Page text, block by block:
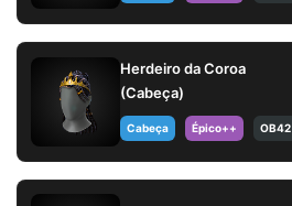
Herdeiro da Coroa
(Cabeça)
Cabeça Épico++ OB42